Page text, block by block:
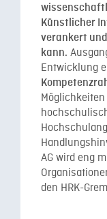
Künstlicher
verankert
kann.
Entwicklung
AG wird eng
den HRK-